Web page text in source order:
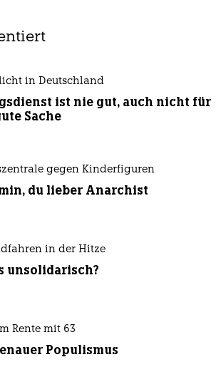
in Deutschland
ist nie gut, auch nicht für
Sache
gegen Kinderfiguren
du lieber Anarchist
in der Hitze
unsolidarisch?
Rente mit 63
Populismus